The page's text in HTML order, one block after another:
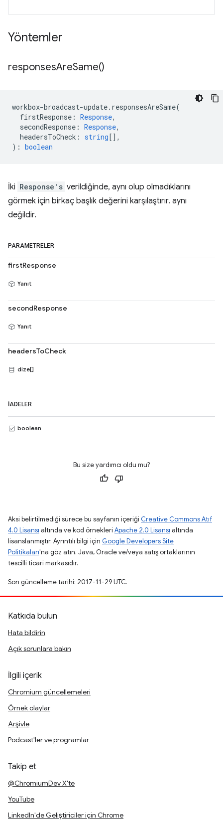
Yöntemler
responsesAreSame()
workbox-broadcast-update. responsesAreSame(
firstResponse : Response,
secondResponse : Response,
headersToCheck : string[],
) : boolean
İki Response's verildiğinde, aynı olup olmadıklarını
görmek için birkaç başlık değerini karşılaştırır. aynı
değildir.
PARAMETRELER
firstResponse
Yanıt
secondResponse
Yanıt
headersToCheck
dize[]
İADELER
boolean
Bu size yardımcı oldu mu?
Aksi belirtilmediği sürece bu sayfanın içeriği Creative Commons Atıf
4.0 Lisansı altında ve kod örnekleri Apache 2.0 Lisansı altında
lisanslanmıştır. Ayrıntılı bilgi için Google Developers Site
Politikaları'na göz atın. Java, Oracle ve/veya satış ortaklarının
tescilli ticari markasıdır.
Son güncelleme tarihi: 2017-11-29 UTC.
Katkıda bulun
Hata bildirin
Açık sorunlara bakın
İlgili içerik
Chromium güncellemeleri
Örnek olaylar
Arşivle
Podcast'ler ve programlar
Takip et
@ChromiumDev X'te
YouTube
LinkedIn'de Geliştiriciler için Chrome